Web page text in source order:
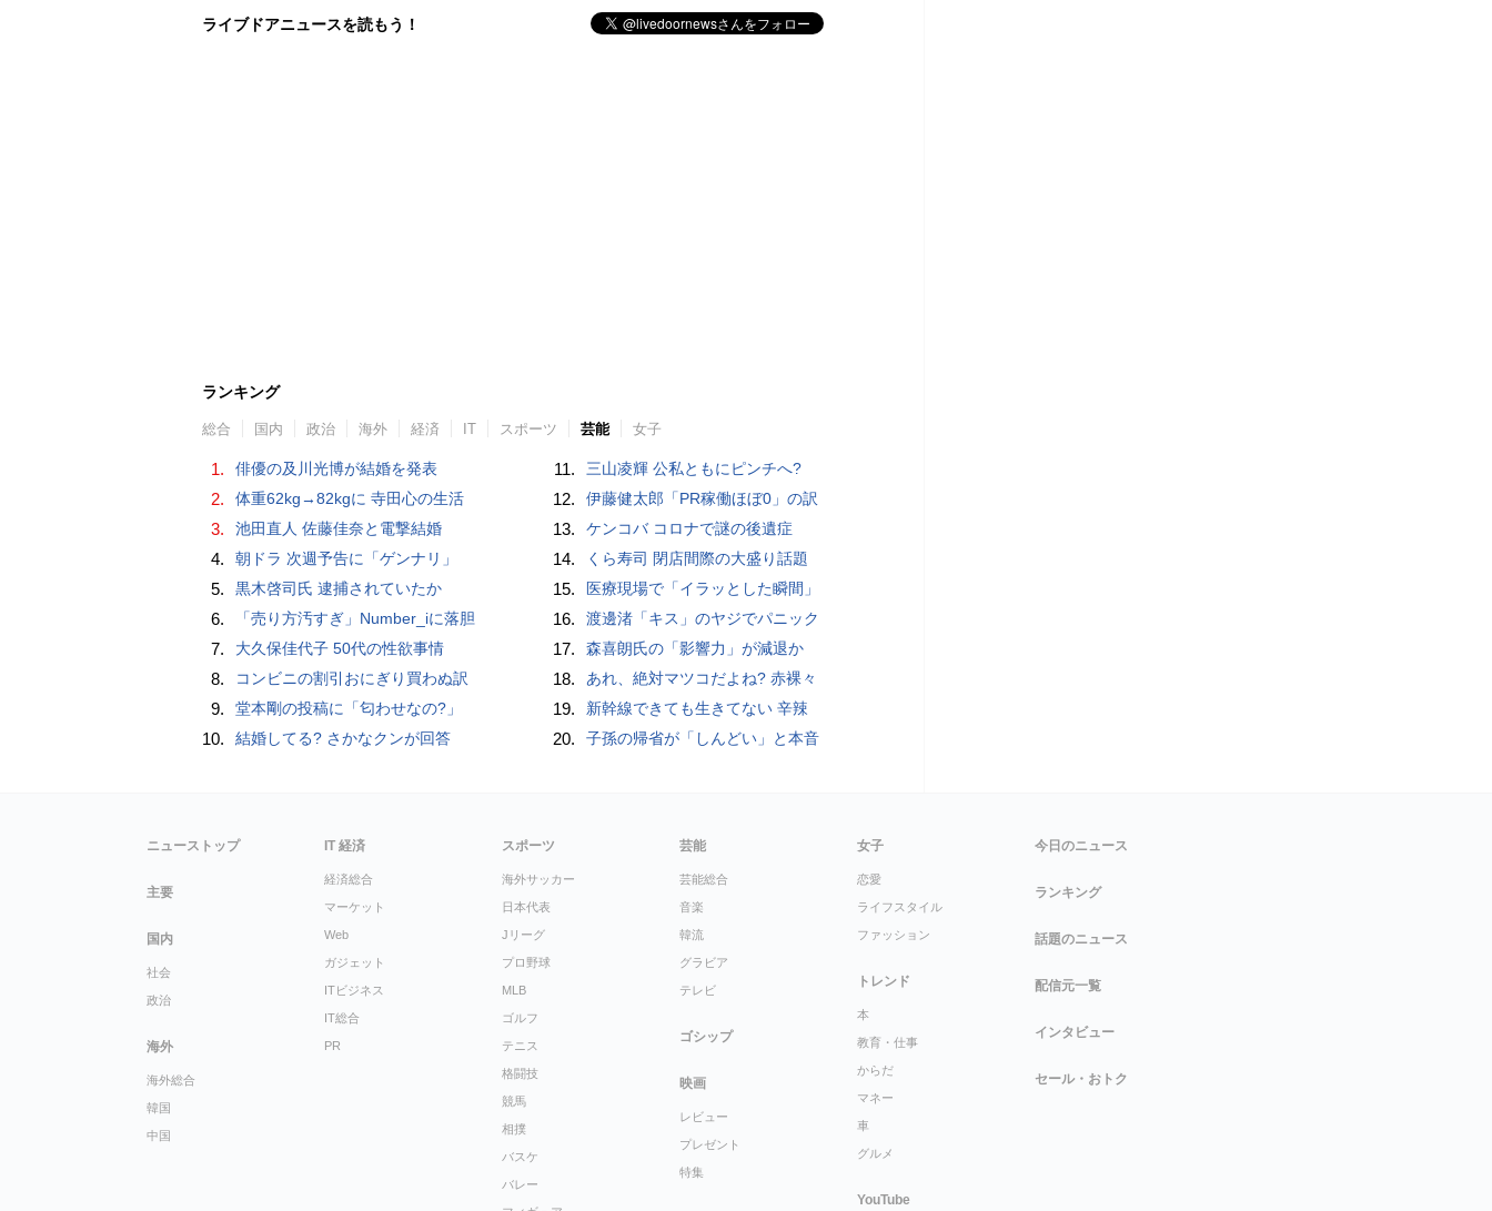
ライブドアニュースを読もう！
ランキング
総合 国内 政治 海外 経済 IT スポーツ 芸能 女子
1. 俳優の及川光博が結婚を発表
2. 体重62kg→82kgに 寺田心の生活
3. 池田直人 佐藤佳奈と電撃結婚
4. 朝ドラ 次週予告に「ゲンナリ」
5. 黒木啓司氏 逮捕されていたか
6. 「売り方汚すぎ」Number_iに落胆
7. 大久保佳代子 50代の性欲事情
8. コンビニの割引おにぎり買わぬ訳
9. 堂本剛の投稿に「匂わせなの?」
10. 結婚してる? さかなクンが回答
11. 三山凌輝 公私ともにピンチへ?
12. 伊藤健太郎「PR稼働ほぼ0」の訳
13. ケンコバ コロナで謎の後遺症
14. くら寿司 閉店間際の大盛り話題
15. 医療現場で「イラッとした瞬間」
16. 渡邊渚「キス」のヤジでパニック
17. 森喜朗氏の「影響力」が減退か
18. あれ、絶対マツコだよね? 赤裸々
19. 新幹線できても生きてない 辛辣
20. 子孫の帰省が「しんどい」と本音
ニューストップ
主要
国内
社会
政治
海外
海外総合
韓国
中国
IT 経済
経済総合
マーケット
Web
ガジェット
ITビジネス
IT総合
PR
スポーツ
海外サッカー
日本代表
Jリーグ
プロ野球
MLB
ゴルフ
テニス
格闘技
競馬
相撲
バスケ
バレー
芸能
芸能総合
音楽
韓流
グラビア
テレビ
ゴシップ
映画
レビュー
プレゼント
特集
女子
恋愛
ライフスタイル
ファッション
トレンド
本
教育・仕事
からだ
マネー
車
グルメ
YouTube
今日のニュース
ランキング
話題のニュース
配信元一覧
インタビュー
セール・おトク